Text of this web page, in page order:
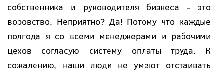
собственника и руководителя бизнеса - это
воровство. Неприятно? Да! Потому что каждые
полгода я со всеми менеджерами и рабочими
цехов согласую систему оплаты труда. К
сожалению, наши люди не умеют отстаивать